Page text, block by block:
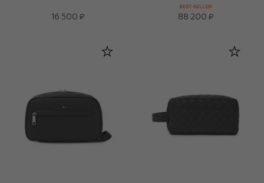
16 500 ₽
BEST-SELLER
88 200 ₽